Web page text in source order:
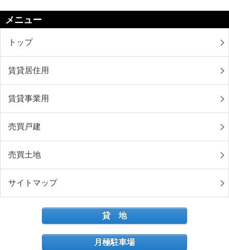
メニュー
トップ
賃貸居住用
賃貸事業用
売買戸建
売買土地
サイトマップ
貸 地
月極駐車場